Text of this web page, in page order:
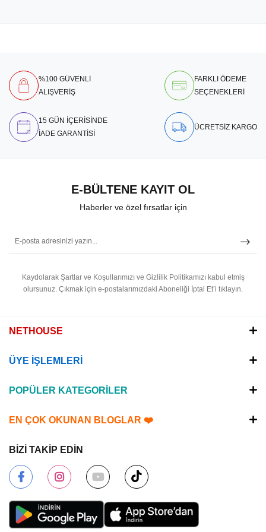
%100 GÜVENLİ
ALIŞVERİŞ
FARKLI ÖDEME
SEÇENEKLERİ
15 GÜN İÇERİSİNDE
İADE GARANTİSİ
ÜCRETSİZ KARGO
E-BÜLTENE KAYIT OL
Haberler ve özel fırsatlar için
Kaydolarak Şartlar ve Koşullarımızı ve Gizlilik Politikamızı kabul etmiş
olursunuz. Çıkmak için e-postalarımızdaki Aboneliği İptal Et’i tıklayın.
NETHOUSE
ÜYE İŞLEMLERİ
POPÜLER KATEGORİLER
EN ÇOK OKUNAN BLOGLAR ❤️
BİZİ TAKİP EDİN